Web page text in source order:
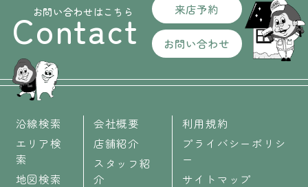
お問い合わせはこちら
Contact 来店予約
お問い合わせ
沿線検索
エリア検
索
地図検索
会社概要
店舗紹介
スタッフ紹
介
利用規約
プライバシーポリシ
ー
サイトマップ